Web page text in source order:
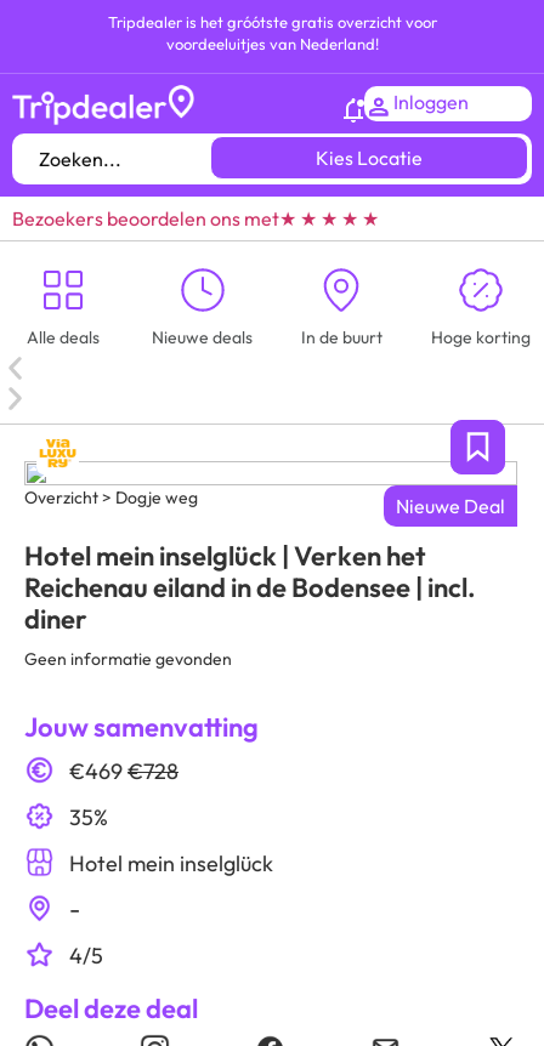
Tripdealer is het gróótste gratis overzicht voor
voordeeluitjes van Nederland!
Inloggen
Kies Locatie
Bezoekers beoordelen ons met★ ★ ★ ★ ★
Alle deals Nieuwe deals In de buurt Hoge korting
Nieuwe Deal
Overzicht > Dogje weg
Hotel mein inselglück | Verken het
Reichenau eiland in de Bodensee | incl.
diner
Geen informatie gevonden
Jouw samenvatting
€469€728
35%
Hotel mein inselglück
-
4/5
Deel deze deal